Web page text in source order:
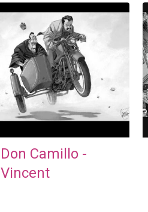
Don Camillo -
Vincent